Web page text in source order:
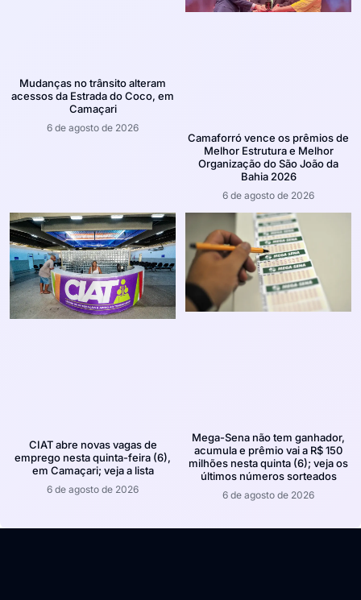
Mudanças no trânsito alteram
acessos da Estrada do Coco, em
Camaçari
6 de agosto de 2026
Camaforró vence os prêmios de
Melhor Estrutura e Melhor
Organização do São João da
Bahia 2026
6 de agosto de 2026
CIAT abre novas vagas de
emprego nesta quinta-feira (6),
em Camaçari; veja a lista
6 de agosto de 2026
Mega-Sena não tem ganhador,
acumula e prêmio vai a R$ 150
milhões nesta quinta (6); veja os
últimos números sorteados
6 de agosto de 2026